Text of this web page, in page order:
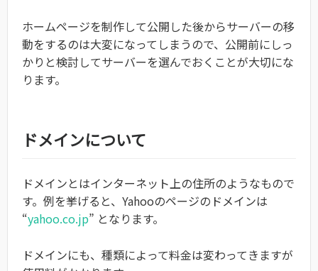
ホームページを制作して公開した後からサーバーの移
動をするのは大変になってしまうので、公開前にしっ
かりと検討してサーバーを選んでおくことが大切にな
ります。
ドメインについて
ドメインとはインターネット上の住所のようなもので
す。例を挙げると、Yahooのページのドメインは
“yahoo.co.jp” となります。
ドメインにも、種類によって料金は変わってきますが